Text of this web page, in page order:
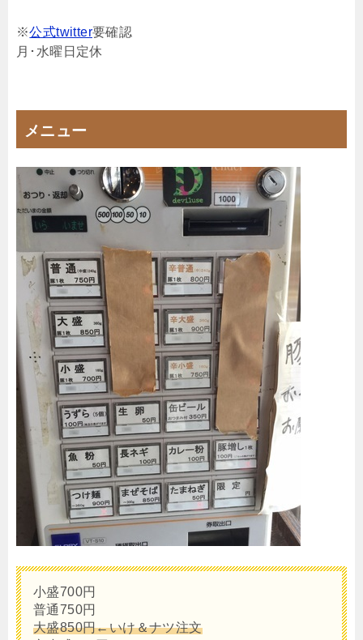
※公式twitter要確認
月･水曜日定休
メニュー
小盛700円
普通750円
大盛850円←いけ＆ナツ注文